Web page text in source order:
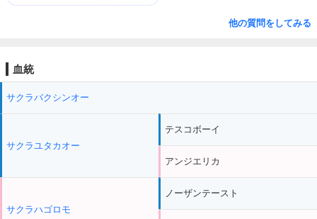
他の質問をしてみる
血統
サクラバクシンオー
サクラユタカオー
サクラハゴロモ
テスコボーイ
アンジエリカ
ノーザンテースト